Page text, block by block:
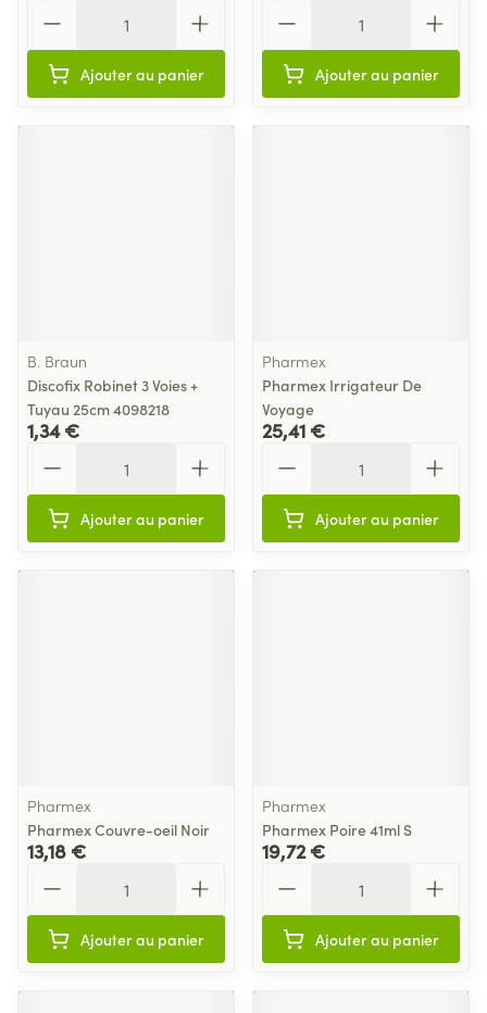
Ajouter au panier Ajouter au panier
B. Braun
Discofix Robinet 3 Voies +
Tuyau 25cm 4098218
1,34 €
Ajouter au panier
Pharmex
Pharmex Irrigateur De
Voyage
25,41 €
Ajouter au panier
Pharmex
Pharmex Couvre-oeil Noir
13,18 €
Ajouter au panier
Pharmex
Pharmex Poire 41ml S
19,72 €
Ajouter au panier